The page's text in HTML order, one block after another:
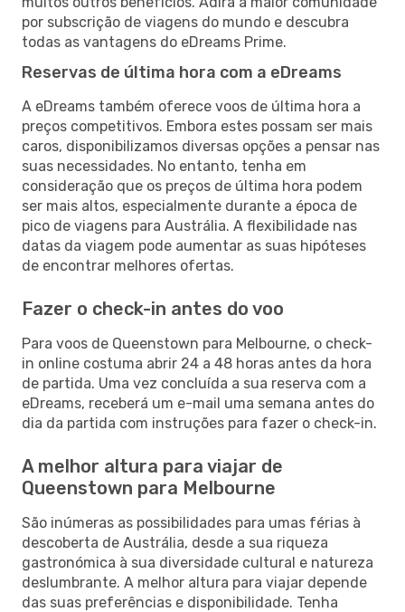
por subscrição de viagens do mundo e descubra
todas as vantagens do eDreams Prime.
Reservas de última hora com a eDreams
A eDreams também oferece voos de última hora a
preços competitivos. Embora estes possam ser mais
caros, disponibilizamos diversas opções a pensar nas
suas necessidades. No entanto, tenha em
consideração que os preços de última hora podem
ser mais altos, especialmente durante a época de
pico de viagens para Austrália. A flexibilidade nas
datas da viagem pode aumentar as suas hipóteses
de encontrar melhores ofertas.
Fazer o check-in antes do voo
Para voos de Queenstown para Melbourne, o check-
in online costuma abrir 24 a 48 horas antes da hora
de partida. Uma vez concluída a sua reserva com a
eDreams, receberá um e-mail uma semana antes do
dia da partida com instruções para fazer o check-in.
A melhor altura para viajar de
Queenstown para Melbourne
São inúmeras as possibilidades para umas férias à
descoberta de Austrália, desde a sua riqueza
gastronómica à sua diversidade cultural e natureza
deslumbrante. A melhor altura para viajar depende
das suas preferências e disponibilidade. Tenha